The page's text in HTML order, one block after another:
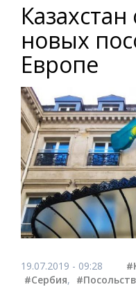
Казахстан
новых
Европе
19.07.2019 - 09:28
#Сербия, #Посольств